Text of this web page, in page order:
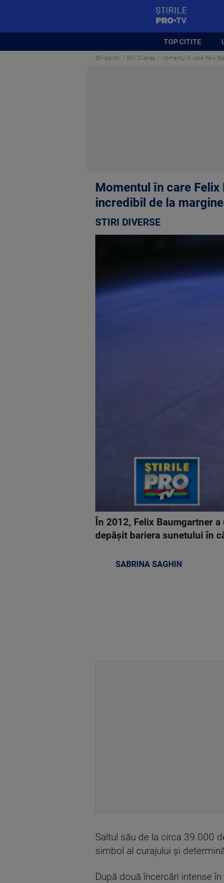
TOP CITITE
Stirileprotv Stiri Diverse Momentul în care Felix
Momentul în care
incredibil de la
STIRI DIVERSE
În 2012, Felix Baumgartner
depășit bariera sunetului în
SABRINA SAGHIN
Saltul său de la circa 39.000
simbol al curajului și
După două încercări intense